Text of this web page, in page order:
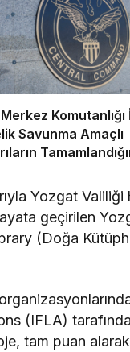
Komutanlığı
Savunma Amaçlı
Yozgat
geçirilen
(Doğa
(IFLA)
tam puan